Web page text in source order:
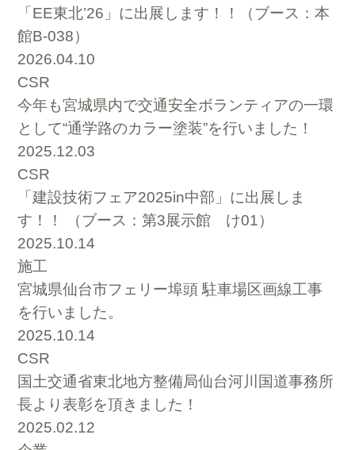
「EE東北’26」に出展します！！（ブース：本
館B-038）
2026.04.10
CSR
今年も宮城県内で交通安全ボランティアの一環
として“通学路のカラー塗装”を行いました！
2025.12.03
CSR
「建設技術フェア2025in中部」に出展しま
す！！ （ブース：第3展示館 け01）
2025.10.14
施工
宮城県仙台市フェリー埠頭 駐車場区画線工事
を行いました。
2025.10.14
CSR
国土交通省東北地方整備局仙台河川国道事務所
長より表彰を頂きました！
2025.02.12